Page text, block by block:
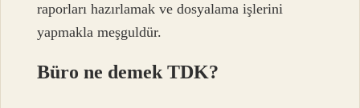
raporları hazırlamak ve dosyalama işlerini
yapmakla meşguldür.
Büro ne demek TDK?